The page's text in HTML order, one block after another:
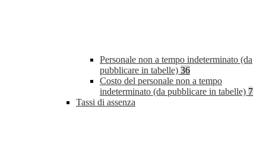
Personale non a tempo indeterminato (da
pubblicare in tabelle) 36
Costo del personale non a tempo
indeterminato (da pubblicare in tabelle) 7
Tassi di assenza